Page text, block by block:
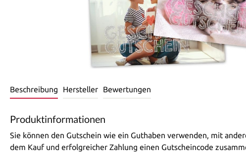
Beschreibung Hersteller Bewertungen
Produktinformationen
Sie können den Gutschein wie ein Guthaben verwenden, mit
dem Kauf und erfolgreicher Zahlung einen Gutscheincode